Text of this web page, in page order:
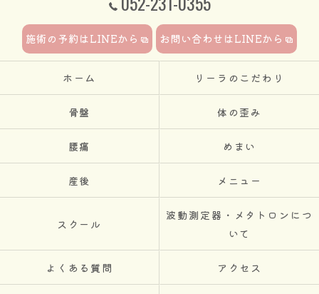
施術の予約はLINEから お問い合わせはLINEから
ホーム リーラのこだわり
骨盤 体の歪み
腰痛 めまい
産後 メニュー
スクール
波動測定器・メタトロンにつ
いて
よくある質問 アクセス